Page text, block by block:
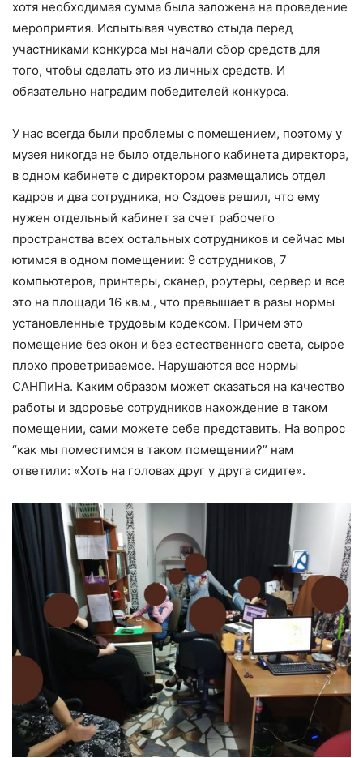
хотя необходимая сумма была заложена на проведение
мероприятия. Испытывая чувство стыда перед
участниками конкурса мы начали сбор средств для
того, чтобы сделать это из личных средств. И
обязательно наградим победителей конкурса.
У нас всегда были проблемы с помещением, поэтому у
музея никогда не было отдельного кабинета директора,
в одном кабинете с директором размещались отдел
кадров и два сотрудника, но Оздоев решил, что ему
нужен отдельный кабинет за счет рабочего
пространства всех остальных сотрудников и сейчас мы
ютимся в одном помещении: 9 сотрудников, 7
компьютеров, принтеры, сканер, роутеры, сервер и все
это на площади 16 кв.м., что превышает в разы нормы
установленные трудовым кодексом. Причем это
помещение без окон и без естественного света, сырое
плохо проветриваемое. Нарушаются все нормы
САНПиНа. Каким образом может сказаться на качество
работы и здоровье сотрудников нахождение в таком
помещении, сами можете себе представить. На вопрос
“как мы поместимся в таком помещении?” нам
ответили: «Хоть на головах друг у друга сидите».